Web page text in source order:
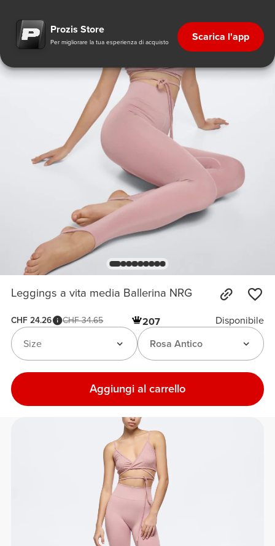
Prozis Store
Per migliorare la tua esperienza di acquisto Scarica l'app
Leggings a vita media Ballerina NRG
CHF 24.26 CHF 34.65 207
Disponibile
Rosa Antico
Size
Aggiungi al carrello